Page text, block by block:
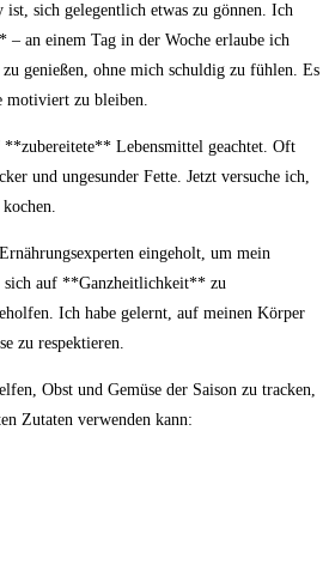
ist, sich gelegentlich etwas zu gönnen. Ich
– an einem Tag in der Woche erlaube ich
genießen, ohne mich schuldig zu fühlen. Es
motiviert zu bleiben.
**zubereitete** Lebensmittel ⁣geachtet. Oft
und ungesunder Fette. Jetzt versuche ich,
eingeholt, um mein
sich auf **Ganzheitlichkeit** zu
Ich habe ‍gelernt, auf meinen Körper
zu respektieren.
Obst und Gemüse der Saison ​zu tracken,
Zutaten verwenden kann: